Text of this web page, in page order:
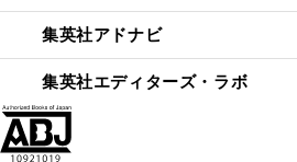
集英社アドナビ
集英社エディターズ・ラボ